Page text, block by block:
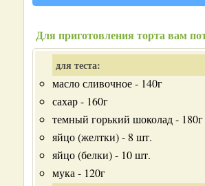
Для приготовления торта вам
для теста:
масло сливочное - 140г
сахар - 160г
темный горький шоколад - 180г
яйцо (желтки) - 8 шт.
яйцо (белки) - 10 шт.
мука - 120г